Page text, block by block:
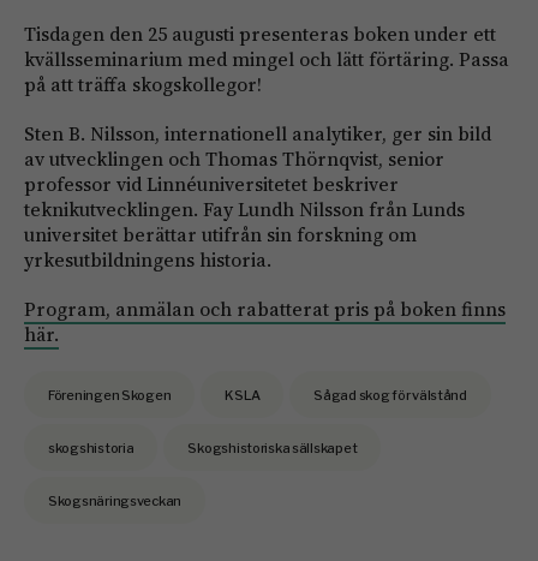
Tisdagen den 25 augusti presenteras boken under ett
kvällsseminarium med mingel och lätt förtäring. Passa
på att träffa skogskollegor!
Sten B. Nilsson, internationell analytiker, ger sin bild
av utvecklingen och Thomas Thörnqvist, senior
professor vid Linnéuniversitetet beskriver
teknikutvecklingen. Fay Lundh Nilsson från Lunds
universitet berättar utifrån sin forskning om
yrkesutbildningens historia.
Program, anmälan och rabatterat pris på boken finns
här.
Föreningen Skogen KSLA Sågad skog för välstånd
skogshistoria Skogshistoriska sällskapet
Skogsnäringsveckan